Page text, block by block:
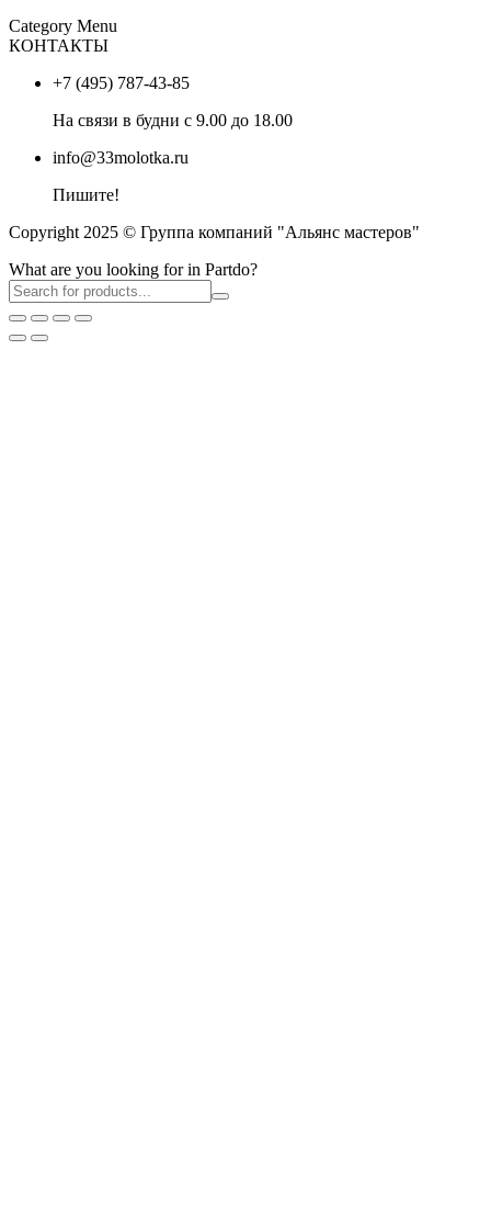
Category Menu
КОНТАКТЫ
+7 (495) 787-43-85
На связи в будни с 9.00 до 18.00
info@33molotka.ru
Пишите!
Copyright 2025 © Группа компаний "Альянс мастеров"
What are you looking for in Partdo?